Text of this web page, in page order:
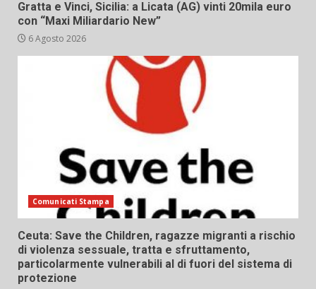
Gratta e Vinci, Sicilia: a Licata (AG) vinti 20mila euro
con “Maxi Miliardario New”
6 Agosto 2026
Comunicati Stampa
Ceuta: Save the Children, ragazze migranti a rischio
di violenza sessuale, tratta e sfruttamento,
particolarmente vulnerabili al di fuori del sistema di
protezione